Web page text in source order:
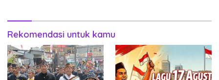
Rekomendasi untuk kamu